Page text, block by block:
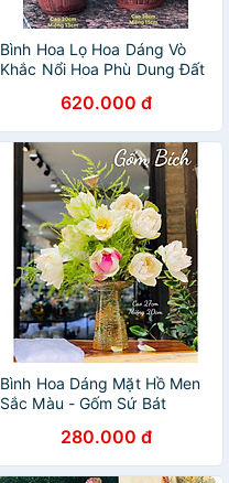
Bình Hoa Lọ Hoa Dáng Vò
Khắc Nổi Hoa Phù Dung Đất
620.000 đ
Bình Hoa Dáng Mặt Hồ Men
Sắc Màu - Gốm Sứ Bát
280.000 đ